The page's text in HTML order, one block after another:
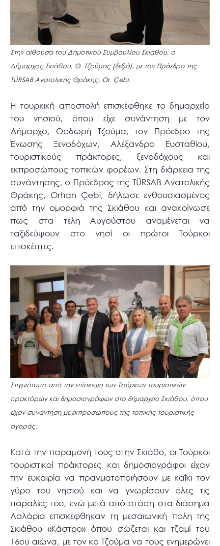
Στην αίθουσα του Δημοτικού Συμβουλίου Σκιάθου, ο
Δήμαρχος Σκιάθου, Θ. Τζούμας (δεξιά), με τον Πρόεδρο της
TÜRSAB Ανατολικής Θράκης, Or. Çebi.
Η τουρκική αποστολή επισκέφθηκε το δημαρχείο
του νησιού, όπου είχε συνάντηση με τον
Δήμαρχο, Θοδωρή Τζούμα, τον Πρόεδρο της
Ένωσης Ξενοδόχων, Αλέξανδρο Ευσταθίου,
τουριστικούς πράκτορες, ξενοδόχους και
εκπροσώπους τοπικών φορέων. Στη διάρκεια της
συνάντησης, ο Πρόεδρος της TÜRSAB Ανατολικής
Θράκης, Orhan Çebi, δήλωσε ενθουσιασμένος
από την ομορφιά της Σκιάθου και ανακοίνωσε
πως στα τέλη Αυγούστου αναμένεται να
ταξιδεύψουν στο νησί οι πρώτοι Τούρκοι
επισκέπτες.
Στιγμιότυπο από την επίσκεψη των Τούρκων τουριστικών
πρακτόρων και δημοσιογράφων στο δημαρχείο Σκιάθου, όπου
είχαν συνάντηση με εκπροσώπους της τοπικής τουριστικής
αγοράς.
Κατά την παραμονή τους στην Σκιάθο, οι Τούρκοι
τουριστικοί πράκτορες και δημοσιογράφοι είχαν
την ευκαιρία να πραγματοποιήσουν με καΐκι τον
γύρο του νησιού και να γνωρίσουν όλες τις
παραλίες του, ενώ μετά από στάση στα διάσημα
Λαλάρια επισκέφθηκαν τη μεσαιωνική πόλη της
Σκιάθου «Κάστρο» όπου σώζεται και τζαμί του
16ου αιώνα, με τον κο Τζούμα να τους ενημερώνει